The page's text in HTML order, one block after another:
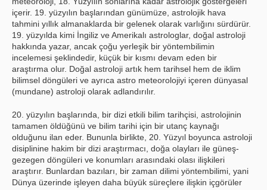
içerir. 19. yüzyılın başlarından günümüze, astrolojik hava
tahmini yıllık almanaklarda bir gelenek olarak varlığını sürdürür.
19. yüzyılda kimi İngiliz ve Amerikalı astrologlar, doğal astroloji
hakkında yazar, ancak çoğu yerleşik bir yöntembilimin
incelemesi şeklindedir, küçük bir kısmı devam eden bir
araştırma olur. Doğal astroloji artık hem tarihsel hem de iklim
bilimsel döngüleri ve ayrıca astro meteorolojiyi içeren dünyasal
(mundane) astroloji olarak adlandırılır.
20. yüzyılın başlarında, bir dizi etkili bilim tarihçisi, astrolojinin
tamamen öldüğünü ve bilim tarihi için bir utanç kaynağı
olduğunu ilan eder. Bununla birlikte, 20. Yüzyıl boyunca astroloji
disiplinine hakim bir dizi araştırmacı, doğa olayları ile güneş-
gezegen döngüleri ve konumları arasındaki olası ilişkileri
araştırır. Bunlardan bazıları, bir zaman dilimi yöntembilimi, yani
Dünya üzerinde işleyen daha büyük süreçlere ilişkin içgörüler